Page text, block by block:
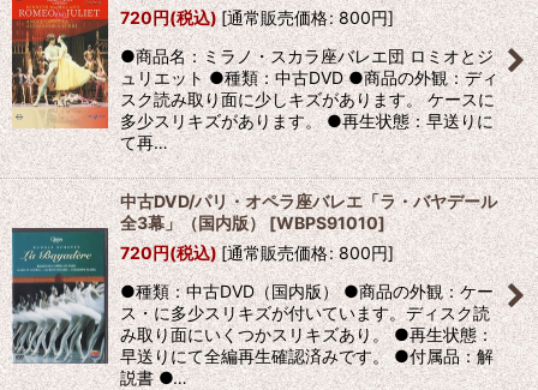
720円(税込) [通常販売価格: 800円]
●商品名：ミラノ・スカラ座バレエ団 ロミオとジ
ュリエット ●種類：中古DVD ●商品の外観：ディ
スク読み取り面に少しキズがあります。 ケースに
多少スリキズがあります。 ●再生状態：早送りに
て再…
中古DVD/パリ・オペラ座バレエ「ラ・バヤデール
全3幕」（国内版）[WBPS91010]
720円(税込)[通常販売価格: 800円]
●種類：中古DVD（国内版） ●商品の外観：ケー
ス・に多少スリキズが付いています。ディスク読
み取り面にいくつかスリキズあり。 ●再生状態：
早送りにて全編再生確認済みです。 ●付属品：解
説書 ●…